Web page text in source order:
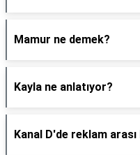
Mamur ne demek?
Kayla ne anlatıyor?
Kanal D'de reklam